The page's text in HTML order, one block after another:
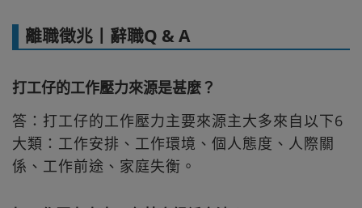
離職徵兆丨辭職Q & A
打工仔的工作壓力來源是甚麼？
答：打工仔的工作壓力主要來源主大多來自以下6
大類：工作安排、工作環境、個人態度、人際關
係、工作前途、家庭失衡。